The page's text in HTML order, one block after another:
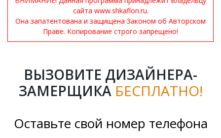
сайта www.shkaflon.ru.
Она запатентована и защищена Законом об Авторском
Праве. Копирование строго запрещено!
ВЫЗОВИТЕ ДИЗАЙНЕРА-
ЗАМЕРЩИКА БЕСПЛАТНО!
Оставьте свой номер телефона